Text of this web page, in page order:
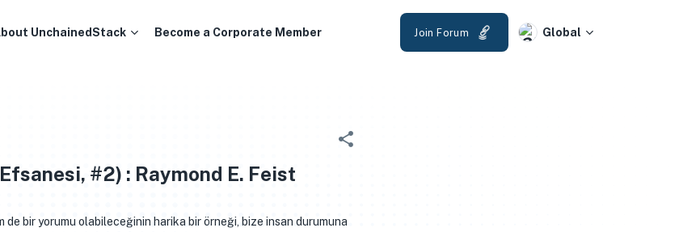
UnchainedStack Become a Corporate Member Join Forum Global
#2) : Raymond E. Feist
de bir yorumu olabileceğinin harika bir örneği, bize insan durumuna